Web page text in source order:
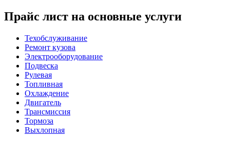
Прайс лист на основные услуги
Техобслуживание
Ремонт кузова
Электрооборудование
Подвеска
Рулевая
Топливная
Охлаждение
Двигатель
Трансмиссия
Тормоза
Выхлопная